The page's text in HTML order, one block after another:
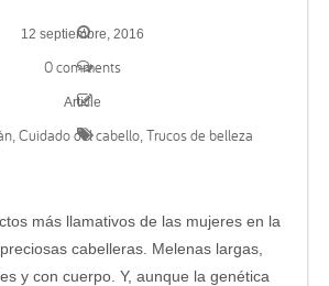
12 septiembre, 2016
0 comments
Article
, Cuidado del cabello, Trucos de belleza
más llamativos de las mujeres en la
cabelleras. Melenas largas,
y con cuerpo. Y, aunque la genética